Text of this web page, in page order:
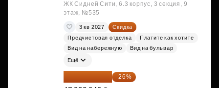
ЖК Сидней Сити, 6.3 корпус, 3 секция, 9
этаж, №535
3 кв 2027
Скидка
Предчистовая отделка
Платите как хотите
Вид на набережную
Вид на бульвар
Ещё
35 025 710 ₽ -26%